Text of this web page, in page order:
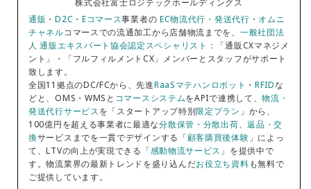
株式会社富士ロジテックホールディングス
通販 ・D2C ・ Eコマース事業者の EC物流代行・発送代行 ・ オムニ
チャネルコマースでの流通加工から店舗物流までを、 一般社団法
人 通販エキスパート協会認定スペシャリスト ：「通販CXマネジメ
ント」・「フルフィルメントCX」メンバーとスタッフがサポート
致します。
全国11拠点のDC/FCから、先進RaaSマテハンロボット ・RFIDな
どと、OMS・WMSと コマースシステムをAPIで連携して、物流・
発送代行サービスを「スタートアップ特別限定プラン 」から、
100億円を超える事業者に最適な分散保管・分散出荷、返品・交
換サービスまでを一貫でデザインする「顧客購買後体験 」によっ
て、LTVの向上が実現できる「感動物流サービス 」を提供中で
す。物流業界の最新トレンドを盛り込んだお役立ち資料も無料で
ご提供しています。